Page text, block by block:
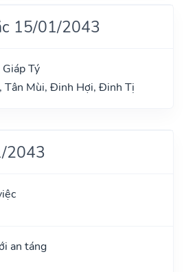
15/01/2043
Tý
Tân Mùi, Đinh Hợi, Đinh Tị
2043
an táng